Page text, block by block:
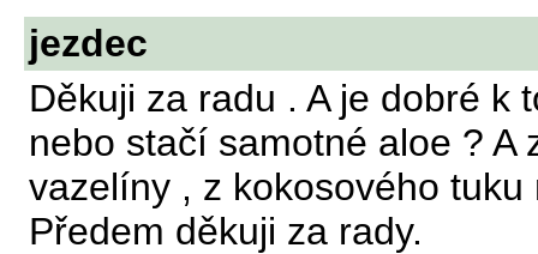
jezdec
Děkuji za radu . A je dobré k
nebo stačí samotné aloe ?
vazelíny , z kokosového
Předem děkuji za rady.